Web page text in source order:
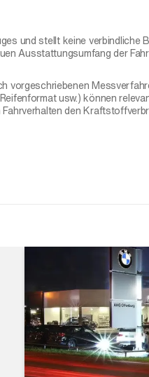
und stellt keine verbindliche
Ausstattungsumfang der
usw.) können
den